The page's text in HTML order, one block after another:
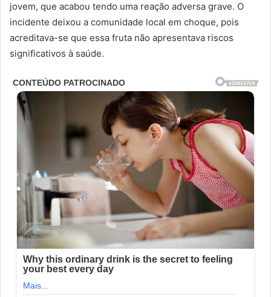
jovem, que acabou tendo uma reação adversa grave. O
incidente deixou a comunidade local em choque, pois
acreditava-se que essa fruta não apresentava riscos
significativos à saúde.